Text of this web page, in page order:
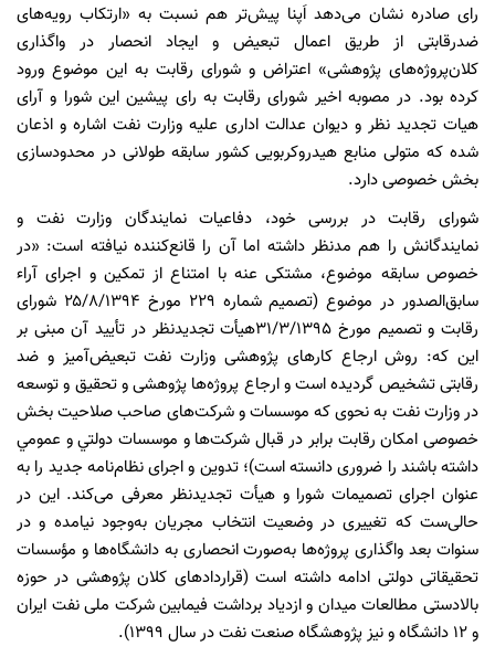
رای صادره نشان می‌دهد اَپنا پیش‌تر هم نسبت به «ارتکاب رویه‌های
ضدرقابتی از طریق اعمال تبعیض و ایجاد انحصار در واگذاری
کلان‌پروژه‌های پژوهشی» اعتراض و شورای رقابت به این موضوع ورود
کرده بود. در مصوبه اخیر شورای رقابت به رای پیشین این شورا و آرای
هیات تجدید نظر و دیوان عدالت اداری علیه وزارت نفت اشاره و اذعان
شده که متولی منابع هیدروکربویی کشور سابقه طولانی در محدودسازی
بخش خصوصی دارد.
شورای رقابت در بررسی خود، دفاعیات نمایندگان وزارت نفت و
نمایندگانش را هم مدنظر داشته اما آن را قانع‌کننده نیافته است: «در
خصوص سابقه موضوع، مشتکی عنه با امتناع از تمکین و اجرای آراء
سابق‌الصدور در موضوع (تصمیم شماره ۲۲۹ مورخ ۲۵/۸/۱۳۹۴ شورای
رقابت و تصميم مورخ ۳۱/۳/۱۳۹۵هیأت تجدیدنظر در تأیید آن مبنی بر
این که: روش ارجاع كارهای پژوهشی وزارت نفت تبعيض‌آميز و ضد
رقابتی تشخیص گردیده است و ارجاع پروژه‌ها پژوهشی و تحقيق و توسعه
در وزارت نفت به نحوی كه موسسات و شركت‌های صاحب صلاحيت بخش
خصوصی امكان رقابت برابر در قبال شركت‌ها و موسسات دولتي و عمومي
داشته باشند را ضروری دانسته است)؛ تدوین و اجرای نظام‌نامه جدید را به
عنوان اجرای تصمیمات شورا و هیأت تجدیدنظر معرفی می‌کند. این در
حالی‌ست که تغییری در وضعیت انتخاب مجریان به‌وجود نیامده و در
سنوات بعد واگذاری پروژه‌ها به‌صورت انحصاری به دانشگاه‌ها و مؤسسات
تحقیقاتی دولتی ادامه داشته است (قراردادهای کلان پژوهشی در حوزه
بالادستی مطالعات میدان و ازدیاد برداشت فیمابین شرکت ملی نفت ایران
و ۱۲ دانشگاه و نیز پژوهشگاه صنعت نفت در سال ۱۳۹۹).